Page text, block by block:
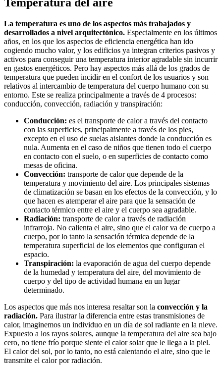
La temperatura es uno de los aspectos más trabajados y
desarrollados a nivel arquitectónico. Especialmente en los últimos
años, en los que los aspectos de eficiencia energética han ido
cogiendo mucho valor, y los edificios ya integran criterios pasivos y
activos para conseguir una temperatura interior agradable sin incurrir
en gastos energéticos. Pero hay aspectos más allá de los grados de
temperatura que pueden incidir en el confort de los usuarios y son
relativos al intercambio de temperatura del cuerpo humano con su
entorno. Este se realiza principalmente a través de 4 procesos:
conducción, convección, radiación y transpiración:
Conducción: es el transporte de calor a través del contacto
con las superficies, principalmente a través de los pies,
excepto en el uso de suelas aislantes donde la conducción es
nula. Aumenta en el caso de niños que tienen todo el cuerpo
en contacto con el suelo, o en superficies de contacto como
mesas de oficina.
Convección: transporte de calor que depende de la
temperatura y movimiento del aire. Los principales sistemas
de climatización se basan en los efectos de la convección, y lo
que hacen es atemperar el aire para que la sensación de
contacto térmico entre el aire y el cuerpo sea agradable.
Radiación: transporte de calor a través de radiación
infrarroja. No calienta el aire, sino que el calor va de cuerpo a
cuerpo, por lo tanto la sensación térmica depende de la
temperatura superficial de los elementos que configuran el
espacio.
Transpiración: la evaporación de agua del cuerpo depende
de la humedad y temperatura del aire, del movimiento de
cuerpo y del tipo de actividad humana en un lugar
determinado.
Los aspectos que más nos interesa resaltar son la convección y la
radiación. Para ilustrar la diferencia entre estas transmisiones de
calor, imaginemos un individuo en un día de sol radiante en la nieve.
Expuesto a los rayos solares, aunque la temperatura del aire sea bajo
cero, no tiene frío porque siente el calor solar que le llega a la piel.
El calor del sol, por lo tanto, no está calentando el aire, sino que le
transmite el calor por radiación.